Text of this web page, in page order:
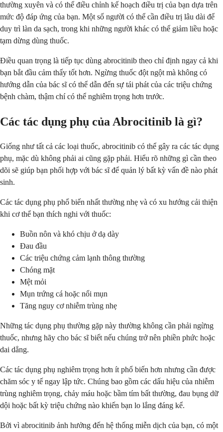
thường xuyên và có thể điều chỉnh kế hoạch điều trị của bạn dựa trên
mức độ đáp ứng của bạn. Một số người có thể cần điều trị lâu dài để
duy trì làn da sạch, trong khi những người khác có thể giảm liều hoặc
tạm dừng dùng thuốc.
Điều quan trọng là tiếp tục dùng abrocitinib theo chỉ định ngay cả khi
bạn bắt đầu cảm thấy tốt hơn. Ngừng thuốc đột ngột mà không có
hướng dẫn của bác sĩ có thể dẫn đến sự tái phát của các triệu chứng
bệnh chàm, thậm chí có thể nghiêm trọng hơn trước.
Các tác dụng phụ của Abrocitinib là gì?
Giống như tất cả các loại thuốc, abrocitinib có thể gây ra các tác dụng
phụ, mặc dù không phải ai cũng gặp phải. Hiểu rõ những gì cần theo
dõi sẽ giúp bạn phối hợp với bác sĩ để quản lý bất kỳ vấn đề nào phát
sinh.
Các tác dụng phụ phổ biến nhất thường nhẹ và có xu hướng cải thiện
khi cơ thể bạn thích nghi với thuốc:
Buồn nôn và khó chịu ở dạ dày
Đau đầu
Các triệu chứng cảm lạnh thông thường
Chóng mặt
Mệt mỏi
Mụn trứng cá hoặc nổi mụn
Tăng nguy cơ nhiễm trùng nhẹ
Những tác dụng phụ thường gặp này thường không cần phải ngừng
thuốc, nhưng hãy cho bác sĩ biết nếu chúng trở nên phiền phức hoặc
dai dẳng.
Các tác dụng phụ nghiêm trọng hơn ít phổ biến hơn nhưng cần được
chăm sóc y tế ngay lập tức. Chúng bao gồm các dấu hiệu của nhiễm
trùng nghiêm trọng, chảy máu hoặc bầm tím bất thường, đau bụng dữ
dội hoặc bất kỳ triệu chứng nào khiến bạn lo lắng đáng kể.
Bởi vì abrocitinib ảnh hưởng đến hệ thống miễn dịch của bạn, có một